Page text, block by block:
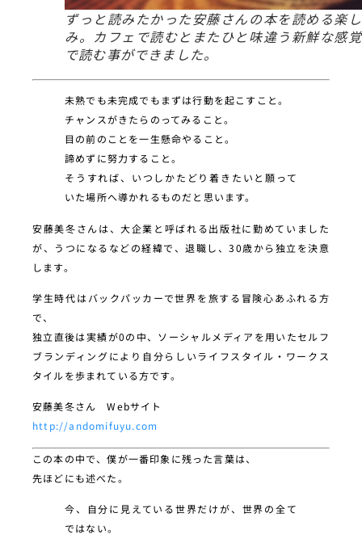
ずっと読みたかった安藤さんの本を読める楽し
み。カフェで読むとまたひと味違う新鮮な感覚
で読む事ができました。
未熟でも未完成でもまずは行動を起こすこと。
チャンスがきたらのってみること。
目の前のことを一生懸命やること。
諦めずに努力すること。
そうすれば、いつしかたどり着きたいと願って
いた場所へ導かれるものだと思います。
安藤美冬さんは、大企業と呼ばれる出版社に勤めていました
が、うつになるなどの経緯で、退職し、30歳から独立を決意
します。
学生時代はバックパッカーで世界を旅する冒険心あふれる方
で、
独立直後は実績が0の中、ソーシャルメディアを用いたセルフ
ブランディングにより自分らしいライフスタイル・ワークス
タイルを歩まれている方です。
安藤美冬さん Webサイト
http://andomifuyu.com
この本の中で、僕が一番印象に残った言葉は、
先ほどにも述べた。
今、自分に見えている世界だけが、世界の全て
ではない。